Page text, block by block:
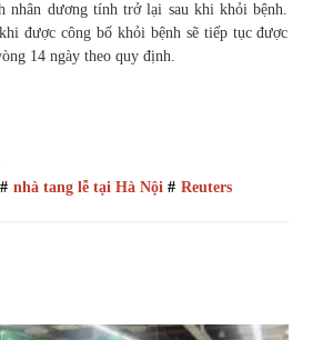
nhân dương tính trở lại sau khi khỏi bệnh.
được công bố khỏi bệnh sẽ tiếp tục được
14 ngày theo quy định.
nhà tang lễ tại Hà Nội# Reuters